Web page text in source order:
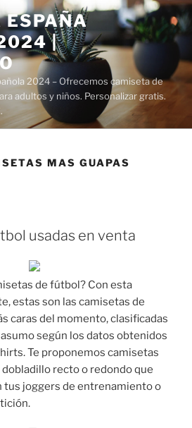
ESPAÑA
|
2024 – Ofrecemos camiseta de
adultos y niños. Personalizar gratis.
MAS GUAPAS
usadas en venta
de fútbol? Con esta
estas son las camisetas de
caras del momento, clasificadas
según los datos obtenidos
Te proponemos camisetas
recto o redondo que
tus joggers de entrenamiento o